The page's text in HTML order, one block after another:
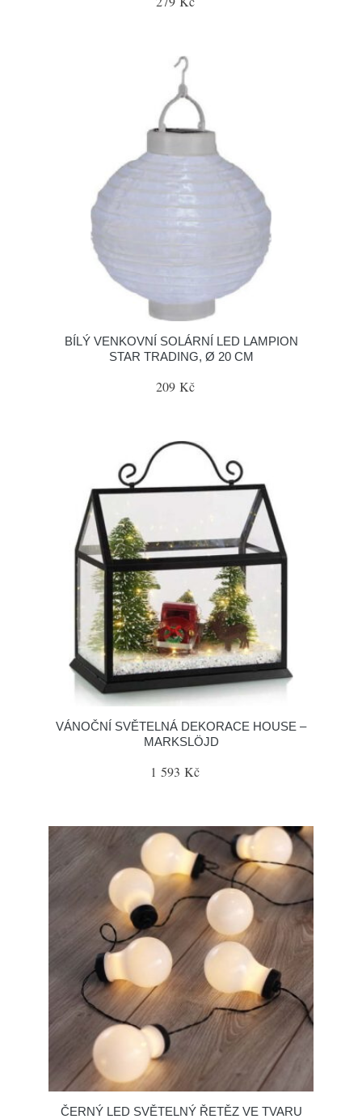
BÍLÝ VENKOVNÍ SOLÁRNÍ LED LAMPION
STAR TRADING, Ø 20 CM
209 Kč
VÁNOČNÍ SVĚTELNÁ DEKORACE HOUSE –
MARKSLÖJD
1 593 Kč
ČERNÝ LED SVĚTELNÝ ŘETĚZ VE TVARU